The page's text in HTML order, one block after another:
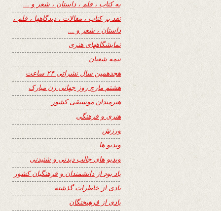
به کتاب ، فلم ، داستان ، شعر و …
نفد بر کتاب ، مقالات ، دیدگاهها ، فلم ،
داستان ، شعر و …
نمایشگاههای هنری
نیمه شعبان
هجدهمین سال نشراتی ۲۴ ساعت
هشتم مارچ روز جهانی زن مبارک
هنرمندان موسیقی کشور
هنری و فرهنگی
ورزش
ویدیو ها
ویدیو های جالب دیدنی و شنیدنی
یاد بود از دانشمندان و فرهنگیان کشور
یادی از خاطرات گذشته
یادی از فرهیختگان